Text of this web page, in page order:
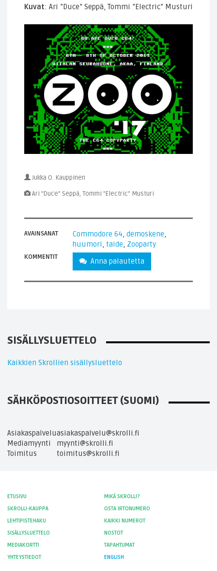
Kuvat: Ari ”Duce” Seppä, Tommi ”Electric” Musturi
Jukka O. Kauppinen
Ari "Duce" Seppä, Tommi "Electric" Musturi
AVAINSANAT Commodore 64, demoskene,
huumori, taide, Zooparty
KOMMENTIT Anna palautetta
SISÄLLYSLUETTELO
Kaikkien Skrollien sisällysluettelo
SÄHKÖPOSTIOSOITTEET (SUOMI)
Asiakaspalveluasiakaspalvelu@skrolli.fi
Mediamyynti
myynti@skrolli.fi
Toimitus
toimitus@skrolli.fi
ETUSIVU
MIKÄ SKROLLI?
SKROLLI-KAUPPA
OSTA IRTONUMERO
LEHTIPISTEHAKU
KAIKKI NUMEROT
SISÄLLYSLUETTELO
NOSTOT
MEDIAKORTTI
TAPAHTUMAT
YHTEYSTIEDOT
ENGLISH